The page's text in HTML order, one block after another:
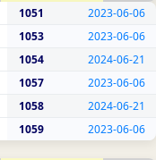
1051
2023-06-06
1053
2023-06-06
1054
2024-06-21
1057
2023-06-06
1058
2024-06-21
1059 2023-06-06